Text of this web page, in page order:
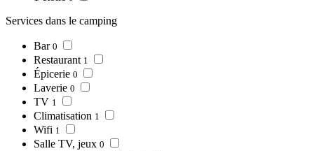
Services dans le camping
Bar 0
Restaurant 1
Épicerie 0
Laverie 0
TV 1
Climatisation 1
Wifi 1
Salle TV, jeux 0